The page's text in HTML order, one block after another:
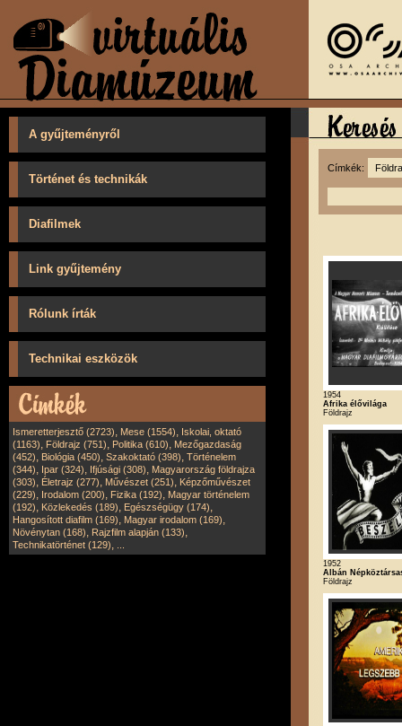
A gyűjteményről
Történet és technikák
Diafilmek
Link gyűjtemény
Rólunk írták
Technikai eszközök
Ismeretterjesztő (2723), Mese (1554), Iskolai, oktató
(1163), Földrajz (751), Politika (610), Mezőgazdaság
(452), Biológia (450), Szakoktató (398), Történelem
(344), Ipar (324), Ifjúsági (308), Magyarország földrajza
(303), Életrajz (277), Művészet (251), Képzőművészet
(229), Irodalom (200), Fizika (192), Magyar történelem
(192), Közlekedés (189), Egészségügy (174),
Hangosított diafilm (169), Magyar irodalom (169),
Növénytan (168), Rajzfilm alapján (133),
Technikatörténet (129),
Címkék:
1954
Afrika élővilága
Földrajz
1952
Albán
Földrajz